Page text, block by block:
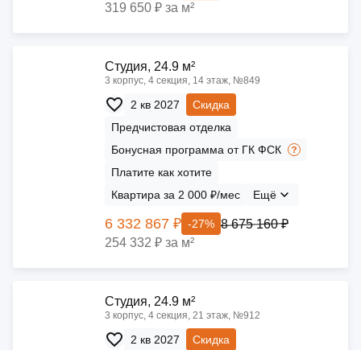
319 650 ₽ за м²
Cтудия, 24.9 м²
3 корпус, 4 секция, 14 этаж, №849
2 кв 2027
Скидка
Предчистовая отделка
Бонусная программа от ГК ФСК
Платите как хотите
Квартира за 2 000 ₽/мес
Ещё
6 332 867 ₽ -27% 8 675 160 ₽
254 332 ₽ за м²
Cтудия, 24.9 м²
3 корпус, 4 секция, 21 этаж, №912
2 кв 2027
Скидка